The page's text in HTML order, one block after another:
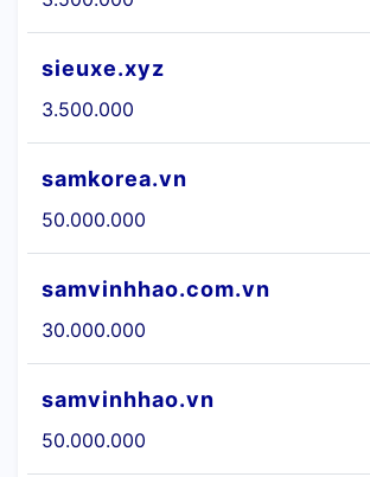
sieuxe.xyz
3.500.000
samkorea.vn
50.000.000
samvinhhao.com.vn
30.000.000
samvinhhao.vn
50.000.000